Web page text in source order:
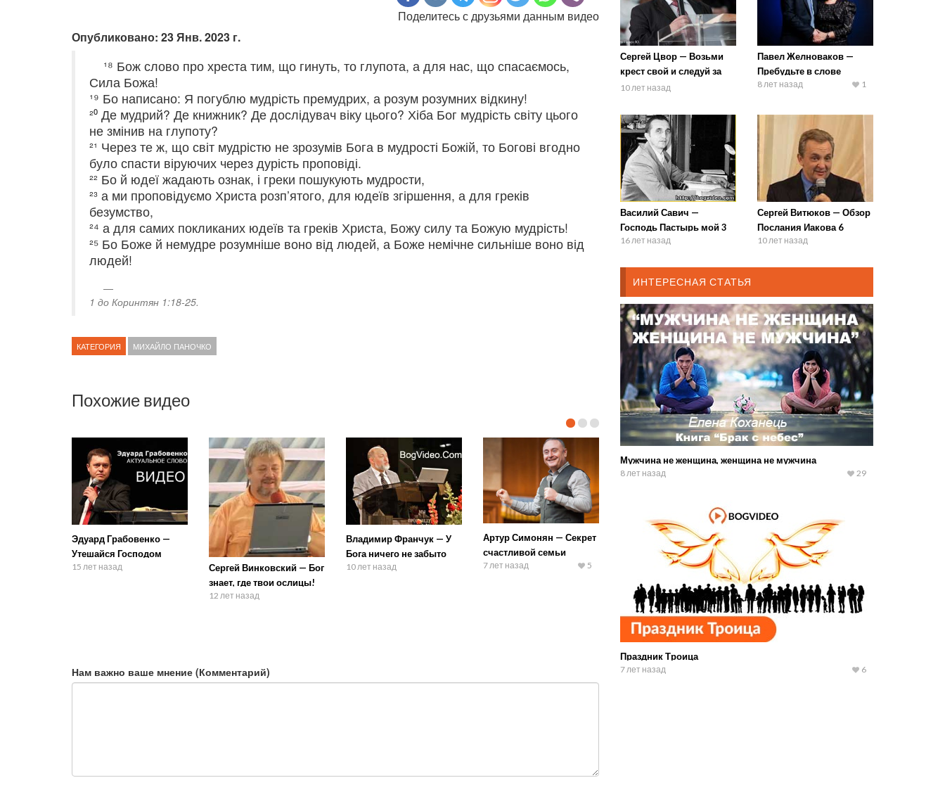
Поделитесь с друзьями данным видео
Опубликовано: 23 Янв. 2023 г.
¹⁸ Бож слово про хреста тим, що гинуть, то глупота, а для нас, що спасаємось,
Сила Божа!
¹⁹ Бо написано: Я погублю мудрість премудрих, а розум розумних відкину!
²⁰ Де мудрий? Де книжник? Де дослідувач віку цього? Хіба Бог мудрість світу цього
не змінив на глупоту?
²¹ Через те ж, що світ мудрістю не зрозумів Бога в мудрості Божій, то Богові вгодно
було спасти віруючих через дурість проповіді.
²² Бо й юдеї жадають ознак, і греки пошукують мудрости,
²³ а ми проповідуємо Христа розп’ятого, для юдеїв згіршення, а для греків
безумство,
²⁴ а для самих покликаних юдеїв та греків Христа, Божу силу та Божую мудрість!
²⁵ Бо Боже й немудре розумніше воно від людей, а Боже немічне сильніше воно від
людей!
1 до Коринтян 1:18-25.
КАТЕГОРИЯ МИХАЙЛО ПАНОЧКО
Похожие видео
Эдуард Грабовенко —
Утешайся Господом
15 лет назад
Сергей Винковский — Бог
знает, где твои ослицы!
12 лет назад
Владимир Франчук — У
Бога ничего не забыто
10 лет назад
Артур Симонян — Секрет
счастливой семьи
7 лет назад 5
Нам важно ваше мнение (Комментарий)
Сергей Цвор — Возьми
крест свой и следуй за
Мною
10 лет назад
Павел Желноваков —
Пребудьте в слове
8 лет назад 1
Василий Савич —
Господь Пастырь мой 3
16 лет назад
Сергей Витюков — Обзор
Послания Иакова 6
10 лет назад
ИНТЕРЕСНАЯ СТАТЬЯ
Мужчина не женщина, женщина не мужчина
8 лет назад 29
Праздник Троица
7 лет назад 6